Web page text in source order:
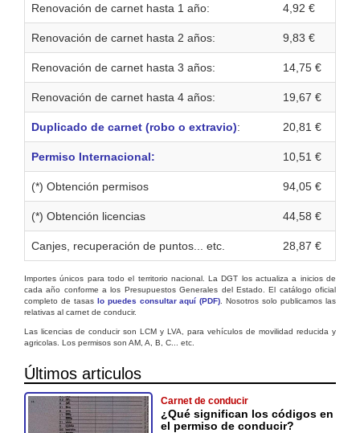
Renovación de carnet hasta 1 año: 4,92 €
Renovación de carnet hasta 2 años: 9,83 €
Renovación de carnet hasta 3 años: 14,75 €
Renovación de carnet hasta 4 años: 19,67 €
Duplicado de carnet (robo o extravio): 20,81 €
Permiso Internacional: 10,51 €
(*) Obtención permisos 94,05 €
(*) Obtención licencias 44,58 €
Canjes, recuperación de puntos... etc. 28,87 €
Importes únicos para todo el territorio nacional. La DGT los actualiza a inicios de
cada año conforme a los Presupuestos Generales del Estado. El catálogo oficial
completo de tasas lo puedes consultar aquí (PDF) . Nosotros solo publicamos las
relativas al carnet de conducir.
Las licencias de conducir son LCM y LVA, para vehículos de movilidad reducida y
agricolas. Los permisos son AM, A, B, C... etc.
Últimos articulos
Carnet de conducir
¿Qué significan los códigos en
el permiso de conducir?